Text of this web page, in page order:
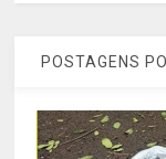
POSTAGENS